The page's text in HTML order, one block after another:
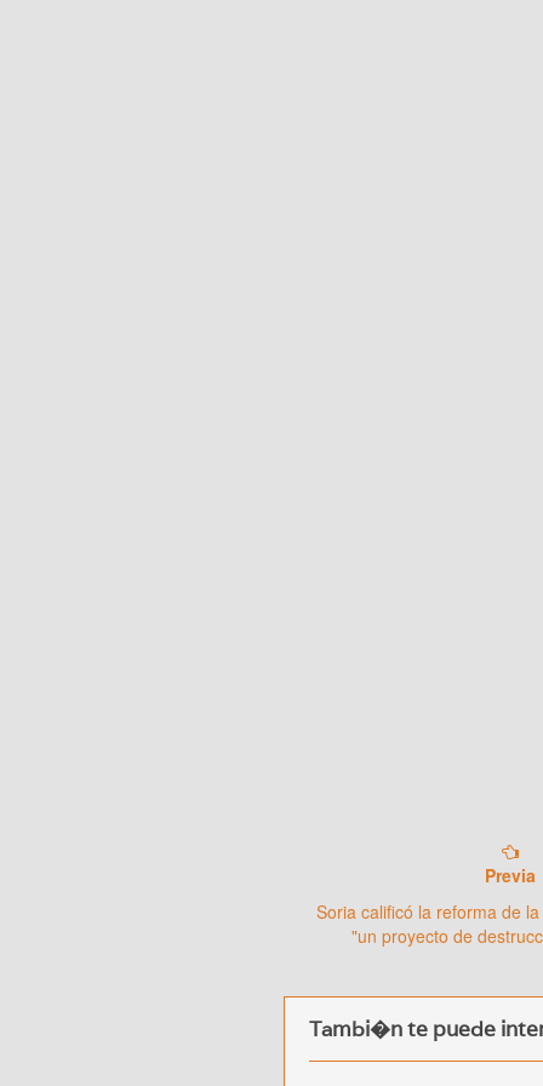
Previa
Soria calificó la reforma de
"un proyecto de
Tambi�n te puede